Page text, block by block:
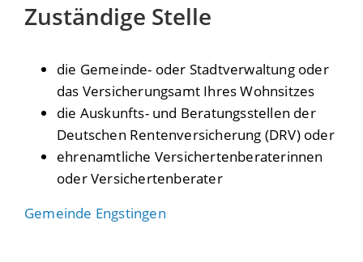
Zuständige Stelle
die Gemeinde- oder Stadtverwaltung oder
das Versicherungsamt Ihres Wohnsitzes
die Auskunfts- und Beratungsstellen der
Deutschen Rentenversicherung (DRV) oder
ehrenamtliche Versichertenberaterinnen
oder Versichertenberater
Gemeinde Engstingen